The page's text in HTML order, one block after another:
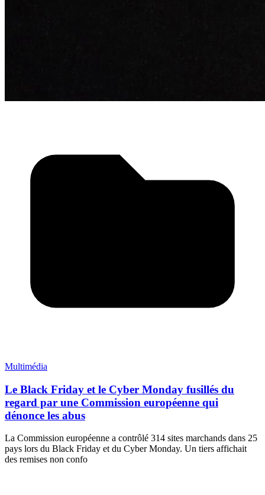
Multimédia
Le Black Friday et le Cyber Monday fusillés du
regard par une Commission européenne qui
dénonce les abus
La Commission européenne a contrôlé 314 sites marchands dans 25
pays lors du Black Friday et du Cyber Monday. Un tiers affichait
des remises non confo